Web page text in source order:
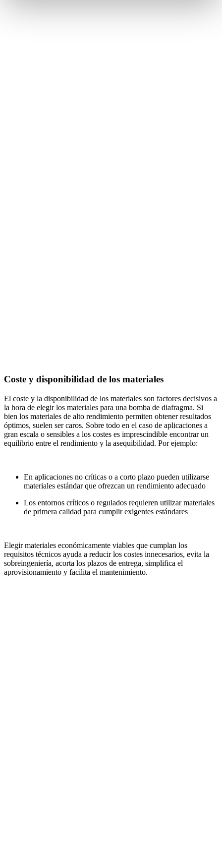
Coste y disponibilidad de los materiales
El coste y la disponibilidad de los materiales son factores decisivos a
la hora de elegir los materiales para una bomba de diafragma. Si
bien los materiales de alto rendimiento permiten obtener resultados
óptimos, suelen ser caros. Sobre todo en el caso de aplicaciones a
gran escala o sensibles a los costes es imprescindible encontrar un
equilibrio entre el rendimiento y la asequibilidad. Por ejemplo:
En aplicaciones no críticas o a corto plazo pueden utilizarse
materiales estándar que ofrezcan un rendimiento adecuado
Los entornos críticos o regulados requieren utilizar materiales
de primera calidad para cumplir exigentes estándares
Elegir materiales económicamente viables que cumplan los
requisitos técnicos ayuda a reducir los costes innecesarios, evita la
sobreingeniería, acorta los plazos de entrega, simplifica el
aprovisionamiento y facilita el mantenimiento.